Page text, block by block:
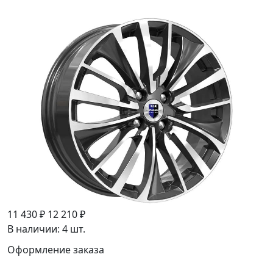
11 430 ₽ 12 210 ₽
В наличии: 4 шт.
Оформление заказа